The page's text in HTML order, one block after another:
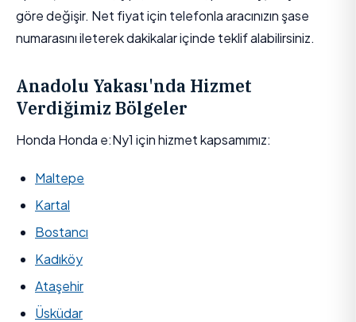
göre değişir. Net fiyat için telefonla aracınızın şase
numarasını ileterek dakikalar içinde teklif alabilirsiniz.
Anadolu Yakası'nda Hizmet
Verdiğimiz Bölgeler
Honda Honda e:Ny1 için hizmet kapsamımız:
Maltepe
Kartal
Bostancı
Kadıköy
Ataşehir
Üsküdar